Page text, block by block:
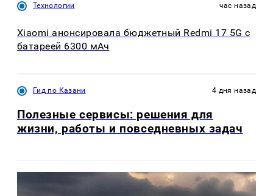
Технологии час назад
Xiaomi анонсировала бюджетный Redmi 17 5G с
батареей 6300 мАч
Гид по Казани 4 дня назад
Полезные сервисы: решения для
жизни, работы и повседневных задач